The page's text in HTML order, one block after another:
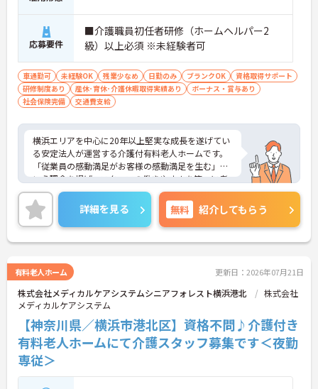
・お持ちの専門資格がしっかり評価され毎月の給与
に還元されることで、やりがいを持って日々の業務
に臨めます
・階層別のマネジメント研修も用意されているた
め、現場でのスキルアップだけでなく将来の管理者
を目指すことも可能です
応募要件
■介護職員初任者研修（ホームヘルパー2
級）以上必須 ※未経験者可
車通勤可 未経験OK 残業少なめ 日勤のみ ブランクOK
資格取得サポート
研修制度あり
産休･育休･介護休暇取得実績あり
ボーナス・賞与あり
社会保険完備
交通費支給
横浜エリアを中心に20年以上堅実な成長を遂げてい
る安定法人が運営する介護付有料老人ホームです。
「従業員の感動満足がお客様の感動満足を生む」と
いう理念を掲げ、スタッフの働きやすさを第一に考
えた環境整備に力を入れています。全拠点共通で
「眠りスキャン」やインカム、ケア記録ソフトなど
の最新ICT機器を導入しており、業務の効率化とスタ
ッフの身体的負担の軽減を実現しています。さら
に、有資格者の方のキャリア形成を応援するため、
ネジメントやリーダーシップを学べる独自の研修プ
ログラムも充実しています。日勤のみの無理のない
シフトで働きながら、さらなるスキルアップと長期
的なキャリアアップを目指せる、非常に魅力的な職
場環境です。
★おすすめPOINT★
【ICT機器の積極的な導入で、身体的負担を抑えなが
ら働けます】
詳細を見る 無料 紹介してもらう
有料老人ホーム 更新日：2026年07月21日
株式会社メディカルケアシステムシニアフォレスト横浜港北
株式会社
メディカルケアシステム
【神奈川県／横浜市港北区】資格不問♪介護付き
有料老人ホームにて介護スタッフ募集です＜夜勤
専従＞